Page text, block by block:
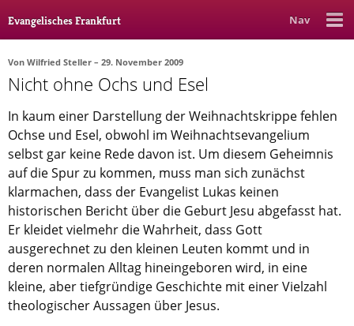
Evangelisches Frankfurt Nav
Rubrik Ausgabe Autor_in
Bücher & Filme
Ethik
Gott & Glauben
Kultur
Lebenslagen
Meinungen
Menschen
Von Wilfried Steller – 29. November 2009
Nicht ohne Ochs und Esel
In kaum einer Darstellung der Weihnachtskrippe fehlen
Ochse und Esel, obwohl im Weihnachtsevangelium
selbst gar keine Rede davon ist. Um diesem Geheimnis
auf die Spur zu kommen, muss man sich zunächst
klarmachen, dass der Evangelist Lukas keinen
historischen Bericht über die Geburt Jesu abgefasst hat.
Er kleidet vielmehr die Wahrheit, dass Gott
ausgerechnet zu den kleinen Leuten kommt und in
deren normalen Alltag hineingeboren wird, in eine
kleine, aber tiefgründige Geschichte mit einer Vielzahl
theologischer Aussagen über Jesus.